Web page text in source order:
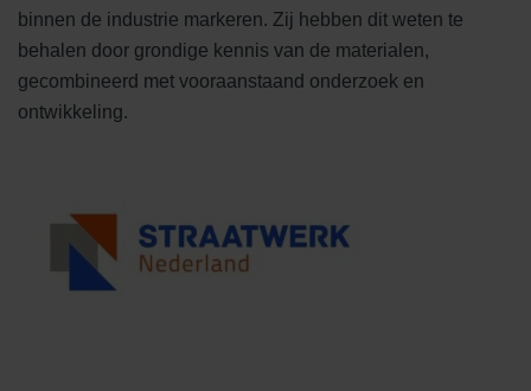
binnen de industrie markeren. Zij hebben dit weten te
behalen door grondige kennis van de materialen,
gecombineerd met vooraanstaand onderzoek en
ontwikkeling.